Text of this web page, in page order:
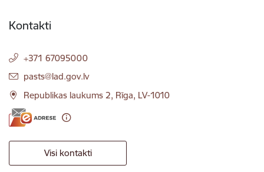
Kontakti
+371 67095000
E-pasts:
pasts@lad.gov.lv
Republikas laukums 2, Rīga, LV-1010
Visi kontakti